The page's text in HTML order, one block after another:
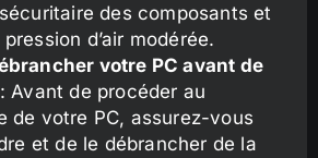
des composants et
d’air modérée.
votre PC avant de
: Avant de procéder au
de votre PC, assurez-vous
et de le débrancher de la